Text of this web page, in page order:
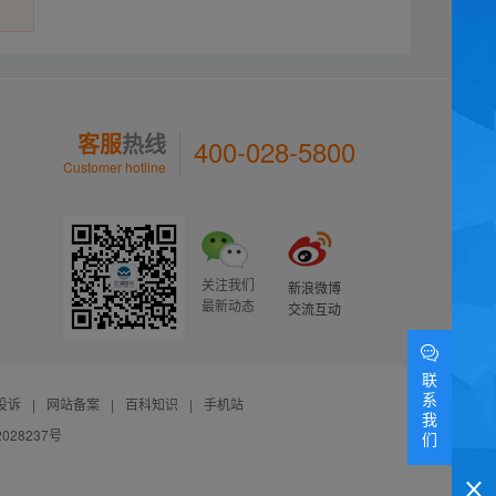
客服热线
Customer hotline 400-028-5800
关注我们
最新动态
新浪微博
交流互动
诉 | 网站备案 | 百科知识 |
手机站
号
联
系
我
们